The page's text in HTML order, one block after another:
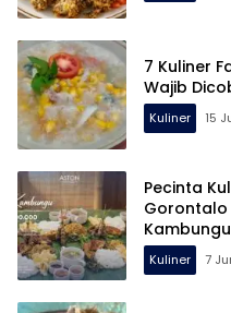
7 Kuliner
Wajib
Kuliner 15
Pecinta
Gorontalo
Kambungu
Kuliner 7